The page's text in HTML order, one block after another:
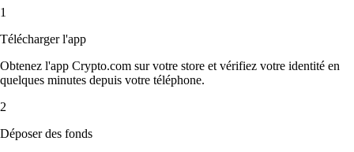
1
Télécharger l'app
Obtenez l'app Crypto.com sur votre store et vérifiez votre identité en
quelques minutes depuis votre téléphone.
2
Déposer des fonds